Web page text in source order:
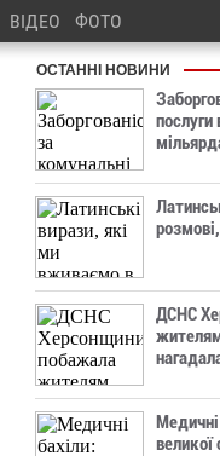
ВІДЕО ФОТО
ОСТАННІ НОВИНИ
ДСНС
жителям
великої